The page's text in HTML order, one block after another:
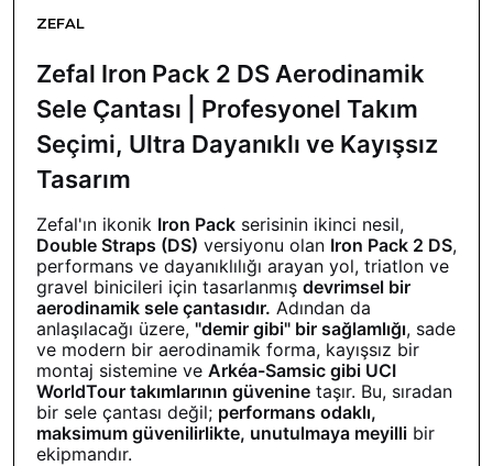
ZEFAL
Zefal Iron Pack 2 DS Aerodinamik
Sele Çantası | Profesyonel Takım
Seçimi, Ultra Dayanıklı ve Kayışsız
Tasarım
Zefal'ın ikonik Iron Pack serisinin ikinci nesil,
Double Straps (DS) versiyonu olan Iron Pack 2 DS,
performans ve dayanıklılığı arayan yol, triatlon ve
gravel binicileri için tasarlanmış devrimsel bir
aerodinamik sele çantasıdır. Adından da
anlaşılacağı üzere, "demir gibi" bir sağlamlığı, sade
ve modern bir aerodinamik forma, kayışsız bir
montaj sistemine ve Arkéa-Samsic gibi UCI
WorldTour takımlarının güvenine taşır. Bu, sıradan
bir sele çantası değil; performans odaklı,
maksimum güvenilirlikte, unutulmaya meyilli bir
ekipmandır.